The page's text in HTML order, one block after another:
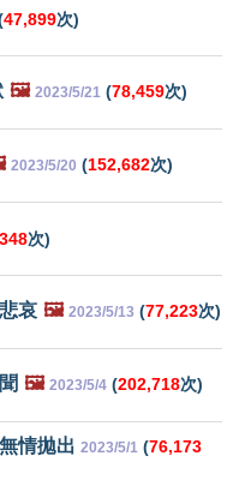
47,899次)
🖼️ 2023/5/21 (78,459次)
2023/5/20 (152,682次)
次)
哀 🖼️ 2023/5/13 (77,223次)
🖼️ 2023/5/4 (202,718次)
情拋出 2023/5/1 (76,173